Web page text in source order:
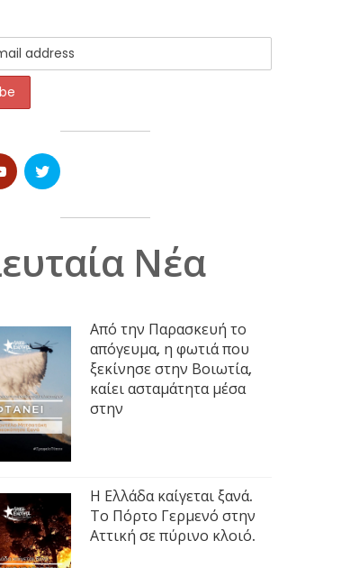
Νέα
Από την Παρασκευή το
απόγευμα, η φωτιά που
ξεκίνησε στην Βοιωτία,
καίει ασταμάτητα μέσα
στην
Η Ελλάδα καίγεται ξανά.
Το Πόρτο Γερμενό στην
Αττική σε πύρινο κλοιό.